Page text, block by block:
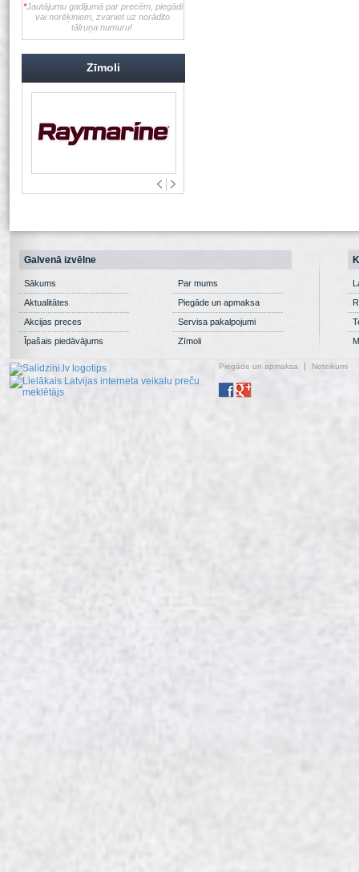
*Jautājumu gadījumā par precēm, piegādi
vai norēķiniem, zvaniet uz norādīto
tālruņa numuru!
Zīmoli
Galvenā izvēlne
Sākums
Aktualitātes
Akcijas preces
Īpašais piedāvājums
Par mums
Piegāde un apmaksa
Servisa pakalpojumi
Zīmoli
Piegāde un apmaksa Noteikumi